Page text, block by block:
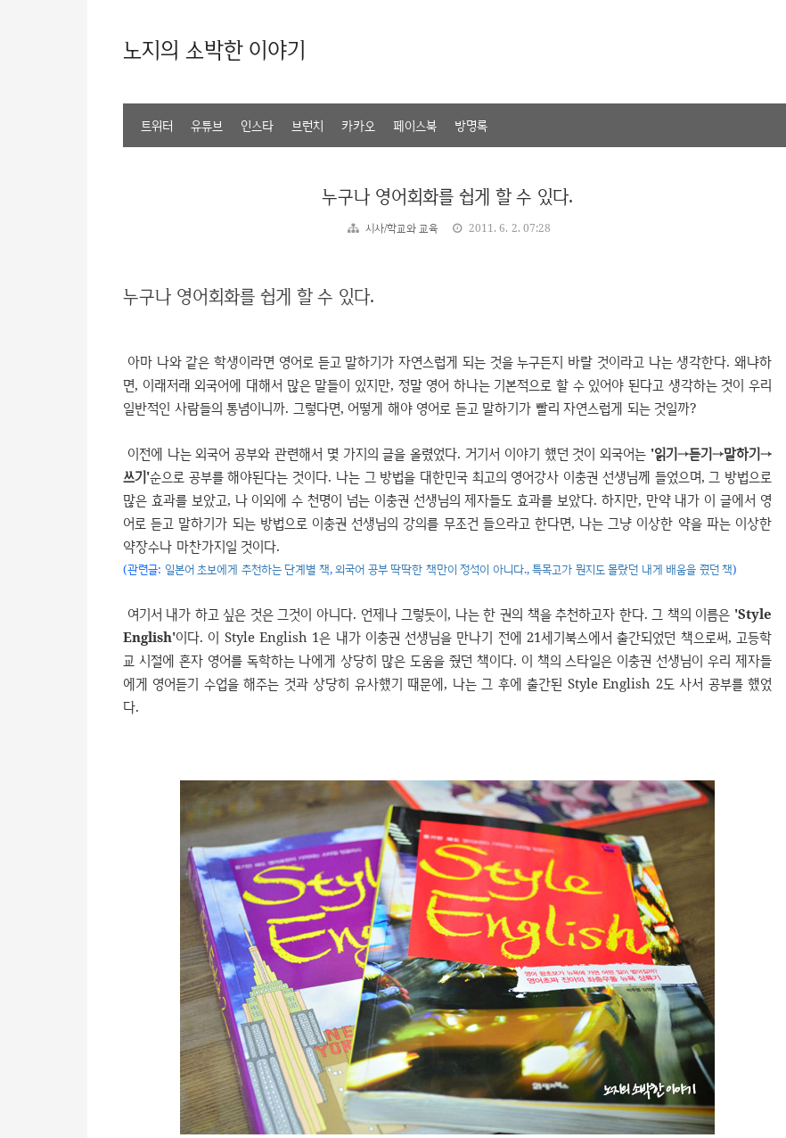
노지의 소박한 이야기
트위터 유튜브 인스타 브런치 카카오 페이스북 방명록
누구나 영어회화를 쉽게 할 수 있다.
시사/학교와 교육 2011. 6. 2. 07:28
누구나 영어회화를 쉽게 할 수 있다.
아마 나와 같은 학생이라면 영어로 듣고 말하기가 자연스럽게 되는 것을 누구든지 바랄 것이라고 나는 생각한다. 왜냐하
면, 이래저래 외국어에 대해서 많은 말들이 있지만, 정말 영어 하나는 기본적으로 할 수 있어야 된다고 생각하는 것이 우리
일반적인 사람들의 통념이니까. 그렇다면, 어떻게 해야 영어로 듣고 말하기가 빨리 자연스럽게 되는 것일까?
이전에 나는 외국어 공부와 관련해서 몇 가지의 글을 올렸었다. 거기서 이야기 했던 것이 외국어는 '읽기→듣기→말하기→
쓰기'순으로 공부를 해야된다는 것이다. 나는 그 방법을 대한민국 최고의 영어강사 이충권 선생님께 들었으며, 그 방법으로
많은 효과를 보았고, 나 이외에 수 천명이 넘는 이충권 선생님의 제자들도 효과를 보았다. 하지만, 만약 내가 이 글에서 영
어로 듣고 말하기가 되는 방법으로 이충권 선생님의 강의를 무조건 들으라고 한다면, 나는 그냥 이상한 약을 파는 이상한
약장수나 마찬가지일 것이다.
(관련글: 일본어 초보에게 추천하는 단계별 책,외국어 공부 딱딱한 책만이 정석이 아니다.,특목고가 뭔지도 몰랐던 내게 배움을 줬던 책)
여기서 내가 하고 싶은 것은 그것이 아니다. 언제나 그렇듯이, 나는 한 권의 책을 추천하고자 한다. 그 책의 이름은 'Style
English'이다. 이 Style English 1은 내가 이충권 선생님을 만나기 전에 21세기북스에서 출간되었던 책으로써, 고등학
교 시절에 혼자 영어를 독학하는 나에게 상당히 많은 도움을 줬던 책이다. 이 책의 스타일은 이충권 선생님이 우리 제자들
에게 영어듣기 수업을 해주는 것과 상당히 유사했기 때문에, 나는 그 후에 출간된 Style English 2도 사서 공부를 했었
다.